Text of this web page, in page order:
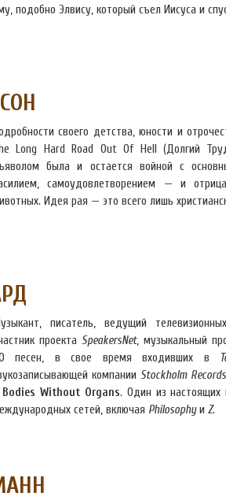
подобно Элвису, который съел Иисуса и
своего детства, юности и
Long Hard Road Out Of Hell (Долгий
была и остается войной с
самоудовлетворением — и
Идея рая — это всего лишь
писатель, ведущий
проекта SpeakersNet, музыкальный
песен, в свое время входивших в
компании Stockholm Records
Bodies Without Organs. Один из настоящих
сетей, включая Philosophyи Z.